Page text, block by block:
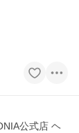
公式店 ヘ